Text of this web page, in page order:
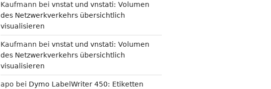
Kaufmann bei vnstat und vnstati: Volumen
des Netzwerkverkehrs übersichtlich
visualisieren
Kaufmann bei vnstat und vnstati: Volumen
des Netzwerkverkehrs übersichtlich
visualisieren
apo bei Dymo LabelWriter 450: Etiketten